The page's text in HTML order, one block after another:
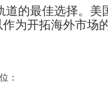
的最佳选择。美
为开拓海外市场
：